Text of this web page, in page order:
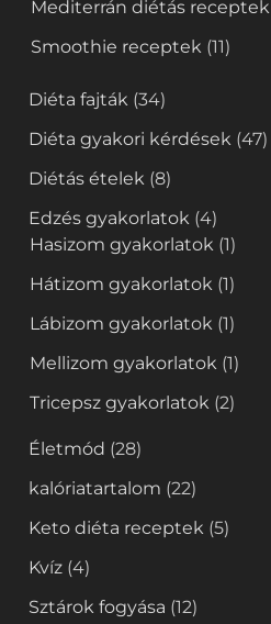
Mediterrán diétás receptek
Smoothie receptek (11)
Diéta fajták (34)
Diéta gyakori kérdések (47)
Diétás ételek (8)
Edzés gyakorlatok (4)
Hasizom gyakorlatok (1)
Hátizom gyakorlatok (1)
Lábizom gyakorlatok (1)
Mellizom gyakorlatok (1)
Tricepsz gyakorlatok (2)
Életmód (28)
kalóriatartalom (22)
Keto diéta receptek (5)
Kvíz (4)
Sztárok fogyása (12)